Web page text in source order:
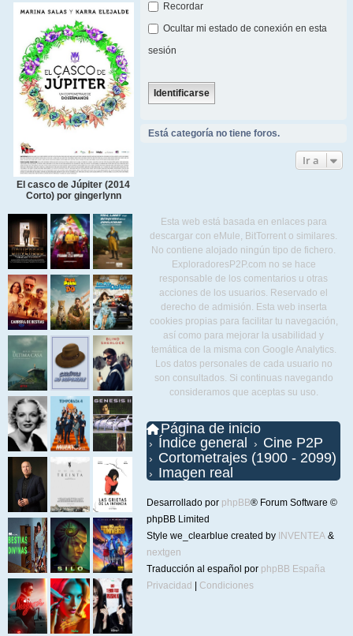
El casco de Júpiter (2014
Corto) por gingerlynn
Recordar
Ocultar mi estado de conexión en esta
sesión
Está categoría no tiene foros.
Ir a
Esta web está basada en enlaces para
descargar con eMule, BitTorrent o similares.
No contiene alojado ningún tipo de fichero.
ExploradoresP2P.com no se hace
responsable de los comentarios u otras
acciones de los usuarios. Reservado el
derecho de admisión. Esta web inserta
cookies propias para facilitar tu navegación,
así como para mejorar la usabilidad y
temática de la misma con Google Analytics.
Los datos personales de cada usuario no
son consultados. Si continuas navegando
consideramos que aceptas su uso.
Página de inicio
Índice general
Cine P2P
Cortometrajes (1900 - 2099)
Imagen real
Desarrollado por phpBB® Forum Software ©
phpBB Limited
Style we_clearblue created by INVENTEA &
nextgen
Traducción al español por phpBB España
Privacidad
Condiciones